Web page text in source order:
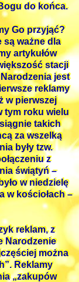
do końca.
Go przyjąć?
są ważne dla
artykułów
stacji
jest
reklamy
w pierwszej
tym roku wielu
takich
za wszelką
były tzw.
z
świątyń –
w niedzielę
w kościołach –
reklam, z
Narodzenie
można
Reklamy
„zakupów